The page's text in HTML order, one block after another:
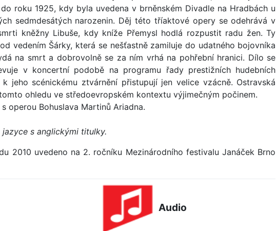
roku 1925, kdy byla uvedena v brněnském Divadle na Hradbách u
sedmdesátých narozenin. Děj této tříaktové opery se odehrává v
kněžny Libuše, kdy kníže Přemysl hodlá rozpustit radu žen. Ty
vedením Šárky, která se nešťastně zamiluje do udatného bojovníka
na smrt a dobrovolně se za ním vrhá na pohřební hranici. Dílo se
v koncertní podobě na programu řady prestižních hudebních
jeho scénickému ztvárnění přistupují jen velice vzácně. Ostravská
ohledu ve středoevropském kontextu výjimečným počinem.
operou Bohuslava Martinů Ariadna.
s anglickými titulky.
2010 uvedeno na 2. ročníku Mezinárodního festivalu Janáček Brno
Audio